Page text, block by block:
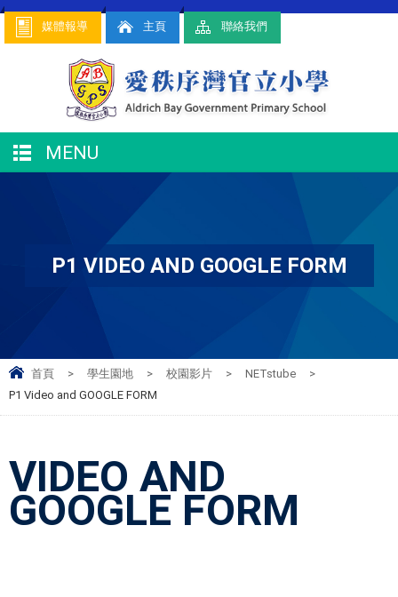
媒體報導 主頁 聯絡我們
MENU
P1 VIDEO AND GOOGLE FORM
首頁 > 學生園地 > 校園影片 > NETstube
>
P1 Video and GOOGLE FORM
VIDEO AND
GOOGLE FORM